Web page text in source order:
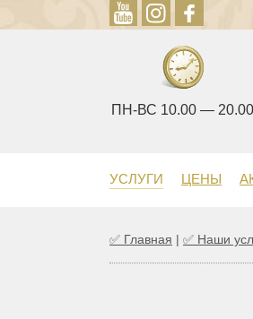
ПН-ВС 10.00 — 20.00
УСЛУГИ ЦЕНЫ
✅ Главная | ✅ Наши